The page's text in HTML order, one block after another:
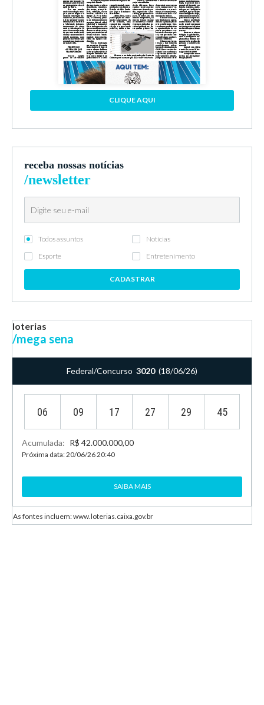
CLIQUE AQUI
receba nossas notícias
/newsletter
Todos assuntos
Notícias
Esporte
Entretenimento
CADASTRAR
loterias
/mega sena
Federal/Concurso 3020 (18/06/26)
06 09 17 27 29 45
Acumulada: R$ 42.000.000,00
Próxima data: 20/06/26 20:40
SAIBA MAIS
As fontes incluem: www.loterias.caixa.gov.br